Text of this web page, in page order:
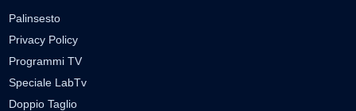
Palinsesto
Privacy Policy
Programmi TV
Speciale LabTv
Doppio Taglio